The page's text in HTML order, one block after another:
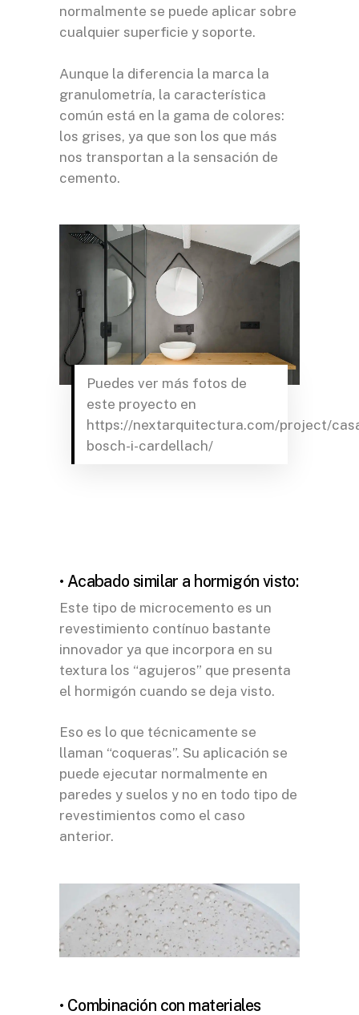
normalmente se puede aplicar sobre
cualquier superficie y soporte.
Aunque la diferencia la marca la
granulometría, la característica
común está en la gama de colores:
los grises, ya que son los que más
nos transportan a la sensación de
cemento.
Puedes ver más fotos de
este proyecto en
https://nextarquitectura.com/project/
bosch-i-cardellach/
• Acabado similar a hormigón visto:
Este tipo de microcemento es un
revestimiento contínuo bastante
innovador ya que incorpora en su
textura los “agujeros” que presenta
el hormigón cuando se deja visto.
Eso es lo que técnicamente se
llaman “coqueras”. Su aplicación se
puede ejecutar normalmente en
paredes y suelos y no en todo tipo de
revestimientos como el caso
anterior.
• Combinación con materiales